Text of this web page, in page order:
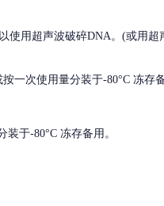
使用超声波破碎DNA。(或用超
一次使用量分装于-80°C 冻存备
于-80°C 冻存备用。